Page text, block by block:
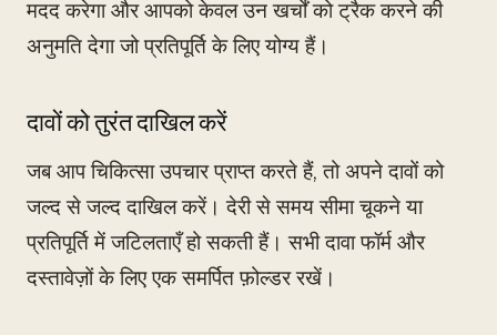
मदद करेगा और आपको केवल उन खर्चों को ट्रैक करने की
अनुमति देगा जो प्रतिपूर्ति के लिए योग्य हैं।
दावों को तुरंत दाखिल करें
जब आप चिकित्सा उपचार प्राप्त करते हैं, तो अपने दावों को
जल्द से जल्द दाखिल करें। देरी से समय सीमा चूकने या
प्रतिपूर्ति में जटिलताएँ हो सकती हैं। सभी दावा फॉर्म और
दस्तावेज़ों के लिए एक समर्पित फ़ोल्डर रखें।